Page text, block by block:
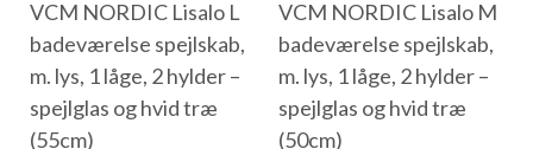
VCM NORDIC Lisalo L
badeværelse spejlskab,
m. lys, 1 låge, 2 hylder –
spejlglas og hvid træ
(55cm)
VCM NORDIC Lisalo M
badeværelse spejlskab,
m. lys, 1 låge, 2 hylder –
spejlglas og hvid træ
(50cm)